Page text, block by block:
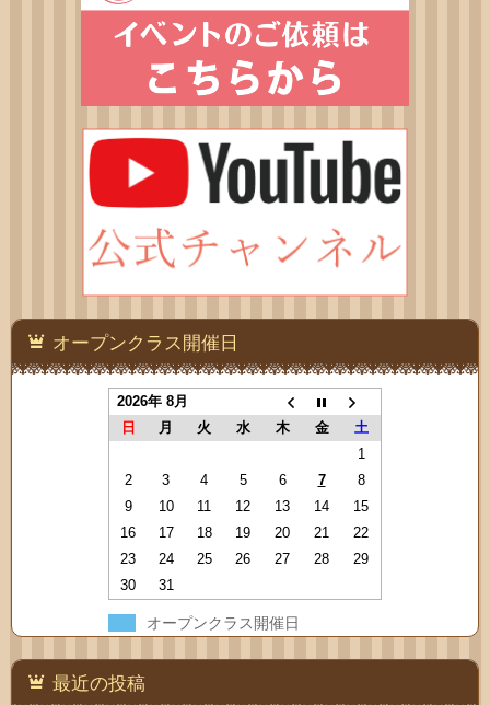
オープンクラス開催日
2026年 8月
日
月 火 水 木 金
土
1
2
3 4 5 6 7
8
9
10 11 12 13 14
15
16
17 18 19 20 21
22
23
24 25 26 27 28
29
30
31
オープンクラス開催日
最近の投稿